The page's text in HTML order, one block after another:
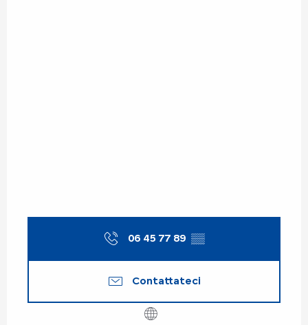
06 45 77 89 ▒▒
Contattateci